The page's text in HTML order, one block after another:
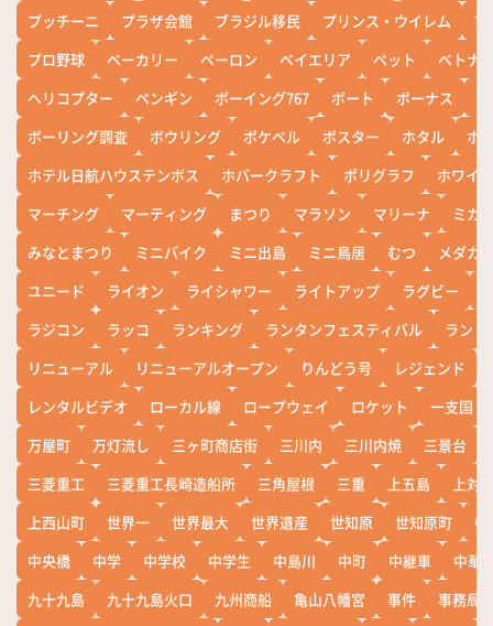
プッチーニ
プラザ会館 ブラジル移民 プリンス・ウイレム
ブ
プロ野球
ベーカリー ペーロン ベイエリア ペット
ベトナ
ヘリコプター
ペンギン ボーイング767 ボート ボーナス
ボーリング調査
ボウリング ポケベル ポスター ホタル
ホ
ホテル日航ハウステンボス
ホバークラフト ポリグラフ
ホワイ
マーチング
マーティング まつり マラソン マリーナ
ミカ
みなとまつり
ミニバイク ミニ出島 ミニ鳥居 むつ
メダカ
ユニード
ライオン ライシャワー ライトアップ ラグビー
ラジコン
ラッコ ランキング ランタンフェスティバル
ランド
リニューアル
リニューアルオープン りんどう号 レジェンド
レンタルビデオ
ローカル線 ロープウェイ ロケット
一支国
万屋町
万灯流し 三ヶ町商店街 三川内 三川内焼 三景台
三菱重工
三菱重工長崎造船所 三角屋根 三重 上五島
上対
上西山町
世界一 世界最大 世界遺産 世知原 世知原町
中
中央橋
中学 中学校 中学生 中島川 中町 中継車
中華
九十九島
九十九島火口 九州商船 亀山八幡宮 事件
事務局